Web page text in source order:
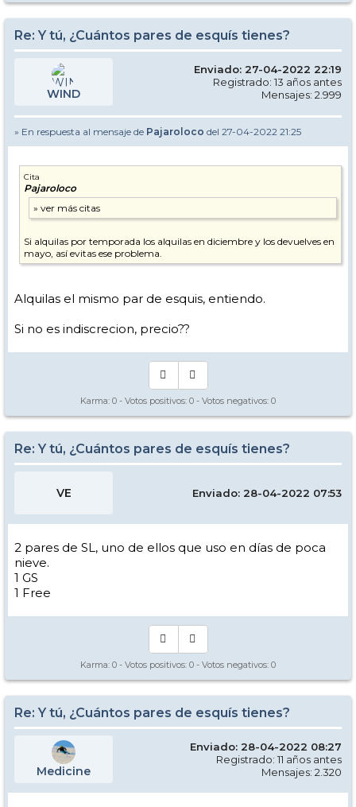
Re: Y tú, ¿Cuántos pares de esquís tienes?
WIND
Enviado: 27-04-2022 22:19
Registrado: 13 años antes
Mensajes: 2.999
» En respuesta al mensaje de Pajaroloco del 27-04-2022 21:25
Cita
Pajaroloco
Si alquilas por temporada los alquilas en diciembre y los devuelves en
mayo, así evitas ese problema.
Alquilas el mismo par de esquis, entiendo.
Si no es indiscrecion, precio??
Karma: 0 - Votos positivos: 0 - Votos negativos: 0
Re: Y tú, ¿Cuántos pares de esquís tienes?
VE Enviado: 28-04-2022 07:53
2 pares de SL, uno de ellos que uso en días de poca
nieve.
1 GS
1 Free
Karma: 0 - Votos positivos: 0 - Votos negativos: 0
Re: Y tú, ¿Cuántos pares de esquís tienes?
Medicine
Enviado: 28-04-2022 08:27
Registrado: 11 años antes
Mensajes: 2.320